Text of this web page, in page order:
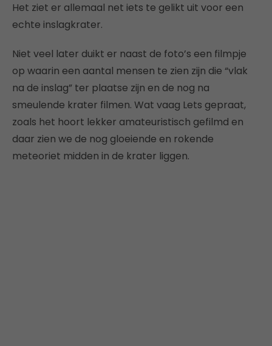
Het ziet er allemaal net iets te gelikt uit voor een
echte inslagkrater.
Niet veel later duikt er naast de foto’s een filmpje
op waarin een aantal mensen te zien zijn die “vlak
na de inslag” ter plaatse zijn en de nog na
smeulende krater filmen. Wat vaag Lets gepraat,
zoals het hoort lekker amateuristisch gefilmd en
daar zien we de nog gloeiende en rokende
meteoriet midden in de krater liggen.